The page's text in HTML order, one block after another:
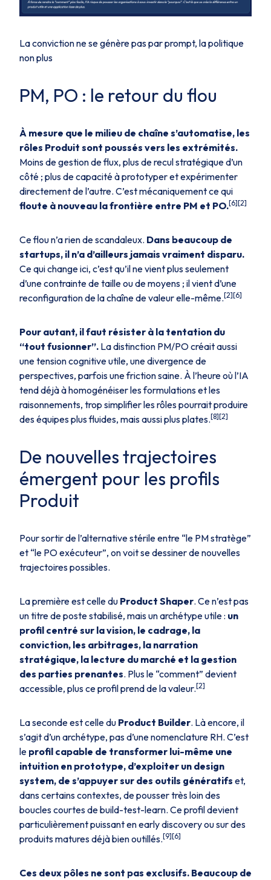
La conviction ne se génère pas par prompt, la politique
non plus
PM, PO : le retour du flou
À mesure que le milieu de chaîne s’automatise, les
rôles Produit sont poussés vers les extrémités.
Moins de gestion de flux, plus de recul stratégique d’un
côté ; plus de capacité à prototyper et expérimenter
directement de l’autre. C’est mécaniquement ce qui
floute à nouveau la frontière entre PM et PO.[6][2]
Ce flou n’a rien de scandaleux. Dans beaucoup de
startups, il n’a d’ailleurs jamais vraiment disparu.
Ce qui change ici, c’est qu’il ne vient plus seulement
d’une contrainte de taille ou de moyens ; il vient d’une
reconfiguration de la chaîne de valeur elle-même.[2][6]
Pour autant, il faut résister à la tentation du
“tout fusionner”. La distinction PM/PO créait aussi
une tension cognitive utile, une divergence de
perspectives, parfois une friction saine. À l’heure où l’IA
tend déjà à homogénéiser les formulations et les
raisonnements, trop simplifier les rôles pourrait produire
des équipes plus fluides, mais aussi plus plates.[8][2]
De nouvelles trajectoires
émergent pour les profils
Produit
Pour sortir de l’alternative stérile entre “le PM stratège”
et “le PO exécuteur”, on voit se dessiner de nouvelles
trajectoires possibles.
La première est celle du Product Shaper. Ce n’est pas
un titre de poste stabilisé, mais un archétype utile : un
profil centré sur la vision, le cadrage, la
conviction, les arbitrages, la narration
stratégique, la lecture du marché et la gestion
des parties prenantes. Plus le “comment” devient
accessible, plus ce profil prend de la valeur.[2]
La seconde est celle du Product Builder. Là encore, il
s’agit d’un archétype, pas d’une nomenclature RH. C’est
le profil capable de transformer lui-même une
intuition en prototype, d’exploiter un design
system, de s’appuyer sur des outils génératifs et,
dans certains contextes, de pousser très loin des
boucles courtes de build-test-learn. Ce profil devient
particulièrement puissant en early discovery ou sur des
produits matures déjà bien outillés.[9][6]
Ces deux pôles ne sont pas exclusifs. Beaucoup de